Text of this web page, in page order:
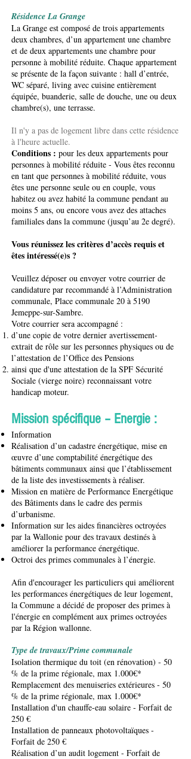
Résidence La Grange
La Grange est composé de trois appartements
deux chambres, d’un appartement une chambre
et de deux appartements une chambre pour
personne à mobilité réduite. Chaque appartement
se présente de la façon suivante : hall d’entrée,
WC séparé, living avec cuisine entièrement
équipée, buanderie, salle de douche, une ou deux
chambre(s), une terrasse.
Il n'y a pas de logement libre dans cette résidence
à l'heure actuelle.
Conditions : pour les deux appartements pour
personnes à mobilité réduite - Vous êtes reconnu
en tant que personnes à mobilité réduite, vous
êtes une personne seule ou en couple, vous
habitez ou avez habité la commune pendant au
moins 5 ans, ou encore vous avez des attaches
familiales dans la commune (jusqu’au 2e degré).
Vous réunissez les critères d’accès requis et
êtes intéressé(e)s ?
Veuillez déposer ou envoyer votre courrier de
candidature par recommandé à l’Administration
communale, Place communale 20 à 5190
Jemeppe-sur-Sambre.
Votre courrier sera accompagné :
d’une copie de votre dernier avertissement-
extrait de rôle sur les personnes physiques ou de
l’attestation de l’Office des Pensions
ainsi que d'une attestation de la SPF Sécurité
Sociale (vierge noire) reconnaissant votre
handicap moteur.
Mission spécifique – Energie :
Information
Réalisation d’un cadastre énergétique, mise en
œuvre d’une comptabilité énergétique des
bâtiments communaux ainsi que l’établissement
de la liste des investissements à réaliser.
Mission en matière de Performance Energétique
des Bâtiments dans le cadre des permis
d’urbanisme.
Information sur les aides financières octroyées
par la Wallonie pour des travaux destinés à
améliorer la performance énergétique.
Octroi des primes communales à l’énergie.
Afin d'encourager les particuliers qui améliorent
les performances énergétiques de leur logement,
la Commune a décidé de proposer des primes à
l'énergie en complément aux primes octroyées
par la Région wallonne.
Type de travaux/Prime communale
Isolation thermique du toit (en rénovation) - 50
% de la prime régionale, max 1.000€*
Remplacement des menuiseries extérieures - 50
% de la prime régionale, max 1.000€*
Installation d'un chauffe-eau solaire - Forfait de
250 €
Installation de panneaux photovoltaïques -
Forfait de 250 €
Réalisation d’un audit logement - Forfait de